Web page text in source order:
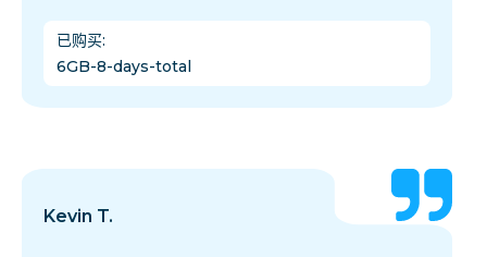
已购买:
6GB-8-days-total
Kevin T.